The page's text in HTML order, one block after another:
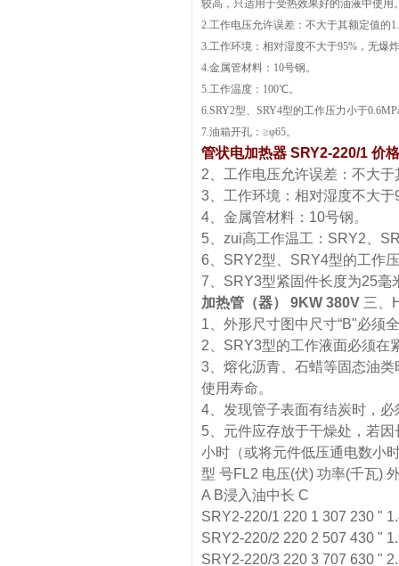
较高，只适用于受热效果好的油液中使用
2.工作电压允许误差：不大于其额定值的
3.工作环境：相对湿度不大于95%，无爆
4.金属管材料：10号钢。
5.工作温度：100℃。
6.SRY2型、SRY4型的工作压力小于
7.油箱开孔：≥φ65。
管状电加热器 SRY2-220/1 价格
2、工作电压允许误差：不大
3、工作环境：相对湿度不大
4、金属管材料：10号钢。
5、zui高工作温工：SRY2、
6、SRY2型、SRY4型的工作
7、SRY3型紧固件长度为25毫
加热管（器） 9KW 380V 三、
1、外形尺寸图中尺寸“B"必须
2、SRY3型的工作液面必须在
3、熔化沥青、石蜡等固态油
使用寿命。
4、发现管子表面有结炭时，
5、元件应存放于干燥处，若
小时（或将元件低压通电数小
型 号FL2 电压(伏) 功率(千瓦)
A B浸入油中长 C
SRY2-220/1 220 1 307 230 "
SRY2-220/2 220 2 507 430 "
SRY2-220/3 220 3 707 630 "